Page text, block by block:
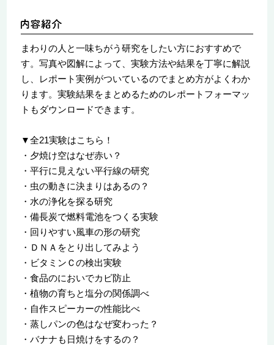
まわりの人と一味ちがう研究をしたい方におすすめで
す。写真や図解によって、実験方法や結果を丁寧に解説
し、レポート実例がついているのでまとめ方がよくわか
ります。実験結果をまとめるためのレポートフォーマッ
トもダウンロードできます。
▼全21実験はこちら！
・夕焼け空はなぜ赤い？
・平行に見えない平行線の研究
・虫の動きに決まりはあるの？
・水の浄化を探る研究
・備長炭で燃料電池をつくる実験
・回りやすい風車の形の研究
・ＤＮＡをとり出してみよう
・ビタミンＣの検出実験
・食品のにおいでカビ防止
・植物の育ちと塩分の関係調べ
・自作スピーカーの性能比べ
・蒸しパンの色はなぜ変わった？
・バナナも日焼けをするの？